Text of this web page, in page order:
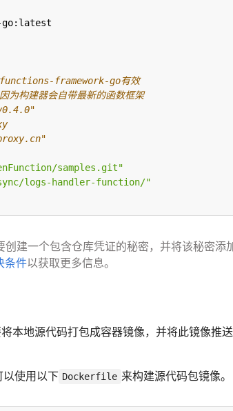
go:latest
functions-framework-go有效
为构建器会自带最新的函数框架
samples.git"
logs-handler-function/"
建一个包含仓库凭证的秘密，并将该秘密添
条件以获取更多信息。
本地源代码打包成容器镜像，并将此镜像推
以使用以下 Dockerfile 来构建源代码包镜像。